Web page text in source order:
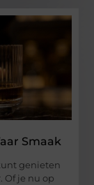
Smaak
genieten
Of je nu op